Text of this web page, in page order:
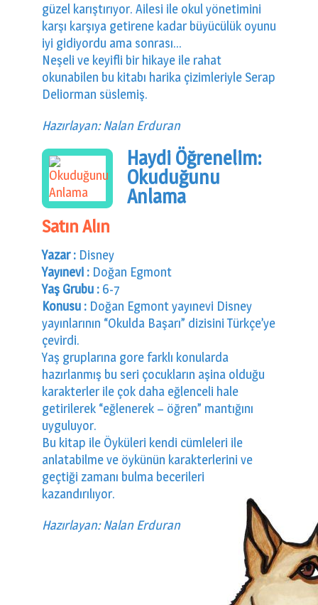
güzel karıştırıyor. Ailesi ile okul yönetimini
karşı karşıya getirene kadar büyücülük oyunu
iyi gidiyordu ama sonrası…
Neşeli ve keyifli bir hikaye ile rahat
okunabilen bu kitabı harika çizimleriyle Serap
Deliorman süslemiş.
Hazırlayan: Nalan Erduran
Haydi Öğrenelim:
Okuduğunu
Anlama
Satın Alın
Yazar : Disney
Yayınevi : Doğan Egmont
Yaş Grubu : 6-7
Konusu : Doğan Egmont yayınevi Disney
yayınlarının “Okulda Başarı” dizisini Türkçe’ye
çevirdi.
Yaş gruplarına gore farklı konularda
hazırlanmış bu seri çocukların aşina olduğu
karakterler ile çok daha eğlenceli hale
getirilerek “eğlenerek – öğren” mantığını
uyguluyor.
Bu kitap ile Öyküleri kendi cümleleri ile
anlatabilme ve öykünün karakterlerini ve
geçtiği zamanı bulma becerileri
kazandırılıyor.
Hazırlayan: Nalan Erduran